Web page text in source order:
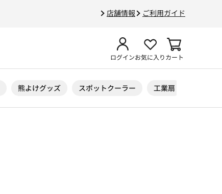
店舗情報 ご利用ガイド
ログインお気に入りカート
熊よけグッズ スポットクーラー 工業扇